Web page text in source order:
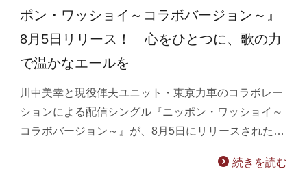
ポン・ワッショイ～コラボバージョン～』
8月5日リリース！ 心をひとつに、歌の力
で温かなエールを
川中美幸と現役俥夫ユニット・東京力車のコラボレー
ションによる配信シングル『ニッポン・ワッショイ～
コラボバージョン～』が、8月5日にリリースされた…
続きを読む